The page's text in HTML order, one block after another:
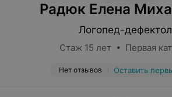
Радюк Елена
Логопед-
Стаж 15 лет • Первая
Нет отзывов Оставить